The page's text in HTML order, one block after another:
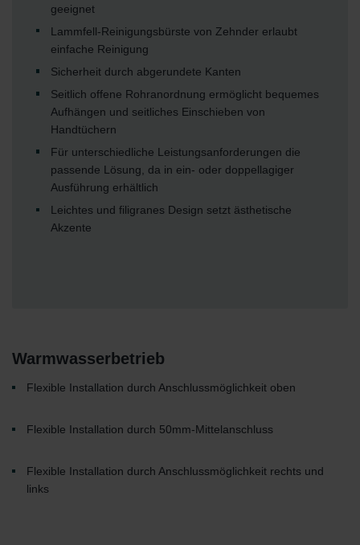
geeignet
Lammfell-Reinigungsbürste von Zehnder erlaubt
einfache Reinigung
Sicherheit durch abgerundete Kanten
Seitlich offene Rohranordnung ermöglicht bequemes
Aufhängen und seitliches Einschieben von
Handtüchern
Für unterschiedliche Leistungsanforderungen die
passende Lösung, da in ein- oder doppellagiger
Ausführung erhältlich
Leichtes und filigranes Design setzt ästhetische
Akzente
Warmwasserbetrieb
Flexible Installation durch Anschlussmöglichkeit oben
Flexible Installation durch 50mm-Mittelanschluss
Flexible Installation durch Anschlussmöglichkeit rechts und
links